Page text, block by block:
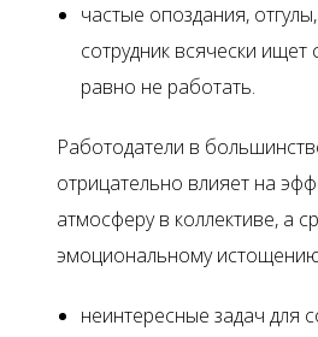
частые опоздания,
сотрудник всячески
равно не работать.
Работодатели в
отрицательно влияет на
атмосферу в коллективе, а
эмоциональному
неинтересные задач для